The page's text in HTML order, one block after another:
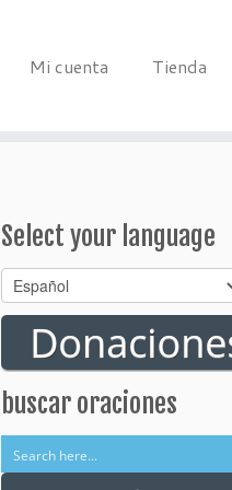
Mi cuenta Tienda
Select your language
Select
your
language
buscar oraciones